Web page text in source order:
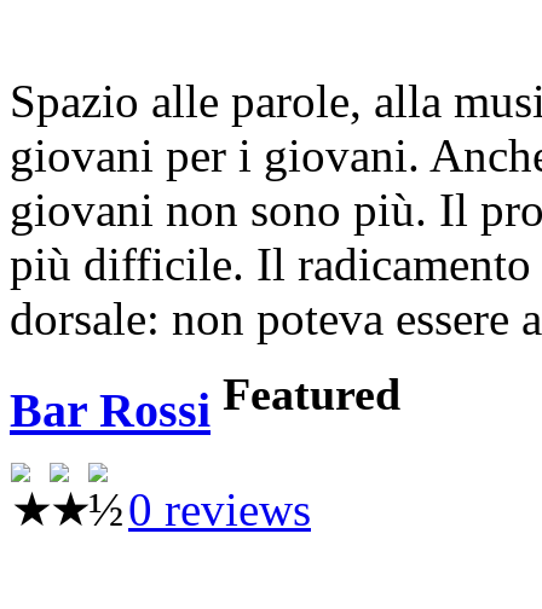
Spazio alle parole, alla
giovani per i giovani.
giovani non sono più. Il
più difficile. Il radicamento
dorsale: non poteva essere
Bar Rossi Featured
0 reviews